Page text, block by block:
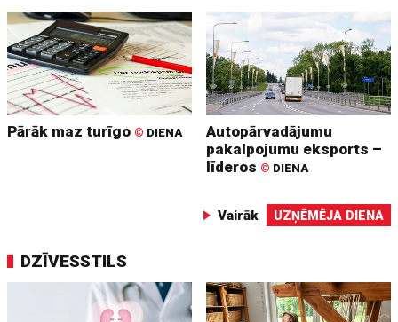
Pārāk maz turīgo © DIENA
Autopārvadājumu
pakalpojumu eksports –
līderos © DIENA
Vairāk UZŅĒMĒJA DIENA
DZĪVESSTILS